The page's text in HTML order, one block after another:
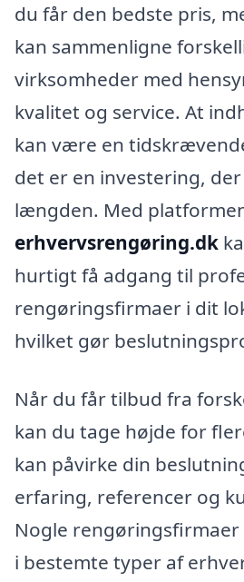
du får den bedste pris,
kan sammenligne
virksomheder med
kvalitet og service. At
kan være en
det er en investering,
længden. Med
erhvervsrengøring.dk
hurtigt få adgang til
rengøringsfirmaer i dit
hvilket gør
Når du får tilbud fra
kan du tage højde for
kan påvirke din
erfaring, referencer og
Nogle rengøringsfirmaer
i bestemte typer af